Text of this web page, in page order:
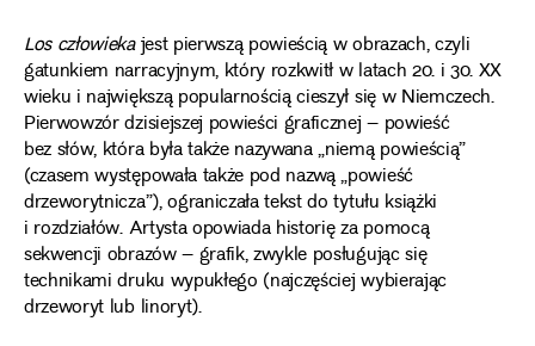
Los człowiekajest pierwszą powieścią w obrazach, czyli
gatunkiem narracyjnym, który rozkwitł w latach 20. i 30. XX
wieku i największą popularnością cieszył się w Niemczech.
Pierwowzór dzisiejszej powieści graficznej – powieść
bez słów, która była także nazywana „niemą powieścią”
(czasem występowała także pod nazwą „powieść
drzeworytnicza”), ograniczała tekst do tytułu książki
i rozdziałów. Artysta opowiada historię za pomocą
sekwencji obrazów – grafik, zwykle posługując się
technikami druku wypukłego (najczęściej wybierając
drzeworyt lub linoryt).